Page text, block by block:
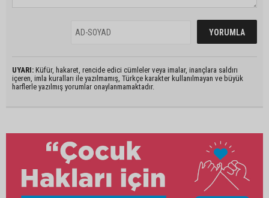
UYARI: Küfür, hakaret, rencide edici cümleler veya imalar, inançlara saldırı
içeren, imla kuralları ile yazılmamış, Türkçe karakter kullanılmayan ve büyük
harflerle yazılmış yorumlar onaylanmamaktadır.